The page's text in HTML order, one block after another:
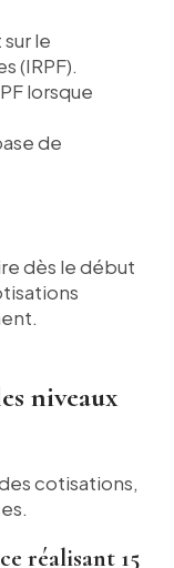
le
(IRPF).
lorsque
de
dès le début
niveaux
cotisations,
réalisant 15